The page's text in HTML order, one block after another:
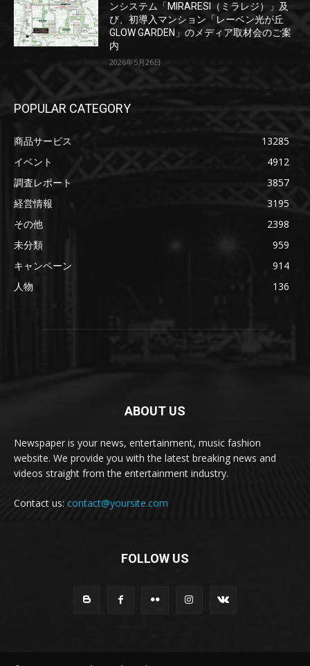
ンシステム「MIRARESI（ミラレジ）」及
び、初導入マンション「レーベン光が丘
GLOW GARDEN」のメディア取材会のご案
内
2026年5月26日
POPULAR CATEGORY
商品サービス
13285
イベント
4912
調査レポート
3857
経営情報
3195
その他
2398
未分類
959
キャンペーン
914
人物
136
ABOUT US
Newspaper is your news, entertainment, music fashion
website. We provide you with the latest breaking news and
videos straight from the entertainment industry.
Contact us: contact@yoursite.com
FOLLOW US